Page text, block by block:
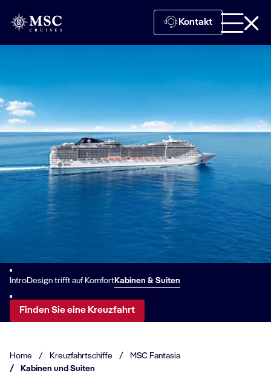
Kontakt
IntroDesign trifft auf KomfortKabinen & Suiten
Finden Sie eine Kreuzfahrt
Home / Kreuzfahrtschiffe /
MSC Fantasia
/
Kabinen und Suiten